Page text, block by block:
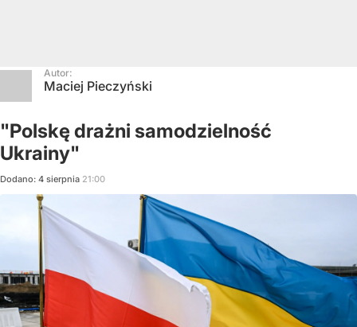
Autor:
Maciej Pieczyński
"Polskę drażni samodzielność
Ukrainy"
Dodano: 4 sierpnia 21:00